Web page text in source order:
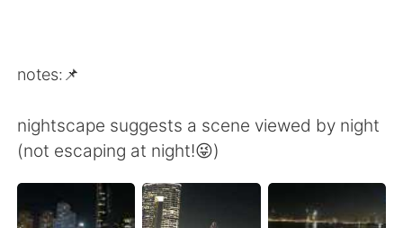
繁體中文
العربية Français
Русский ไทย
notes:📌
nightscape suggests a scene viewed by night
(not escaping at night!😜)